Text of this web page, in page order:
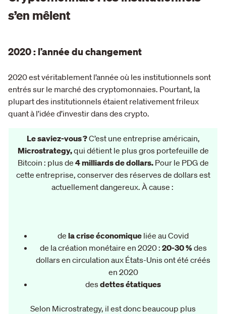
s’en mêlent
2020 : l’année du changement
2020 est véritablement l’année où les institutionnels sont
entrés sur le marché des cryptomonnaies. Pourtant, la
plupart des institutionnels étaient relativement frileux
quant à l’idée d’investir dans des crypto.
Le saviez-vous ?C’est une entreprise américain,
Microstrategy,qui détient le plus gros portefeuille de
Bitcoin : plus de 4 milliards de dollars.Pour le PDG de
cette entreprise, conserver des réserves de dollars est
actuellement dangereux. À cause :
de la crise économique liée au Covid
de la création monétaire en 2020 : 20-30 %des
dollars en circulation aux États-Unis ont été créés
en 2020
desdettes étatiques
Selon Microstrategy, il est donc beaucoup plus